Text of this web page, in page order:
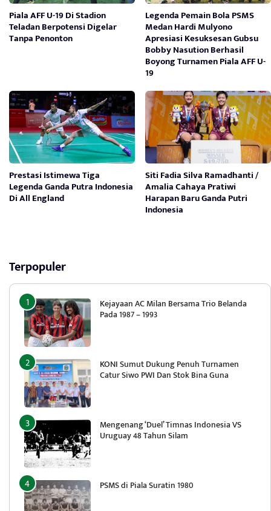
Piala AFF U-19 Di Stadion
Teladan Berpotensi Digelar
Tanpa Penonton
Legenda Pemain Bola PSMS
Medan Hardi Mulyono
Apresiasi Kesuksesan Gubsu
Bobby Nasution Berhasil
Boyong Turnamen Piala AFF U-
19
Prestasi Istimewa Tiga
Legenda Ganda Putra Indonesia
Di All England
Siti Fadia Silva Ramadhanti /
Amalia Cahaya Pratiwi
Harapan Baru Ganda Putri
Indonesia
Terpopuler
Kejayaan AC Milan Bersama Trio Belanda
Pada 1987 – 1993
KONI Sumut Dukung Penuh Turnamen
Catur Siwo PWI Dan Stok Bina Guna
Mengenang ‘Duel’ Timnas Indonesia VS
Uruguay 48 Tahun Silam
PSMS di Piala Suratin 1980